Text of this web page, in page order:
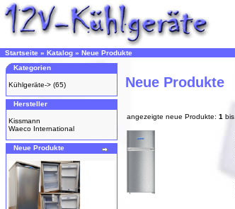
Startseite » Katalog » Neue Produkte
Kategorien
Kühlgeräte-> (65)
Hersteller
Kissmann
Waeco International
Neue Produkte
Neue Produkte
angezeigte neue Produkte: 1 bis